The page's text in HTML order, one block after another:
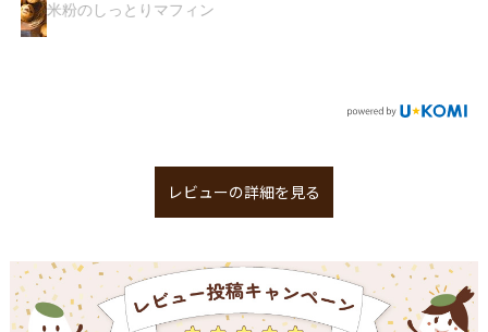
レビューの詳細を見る